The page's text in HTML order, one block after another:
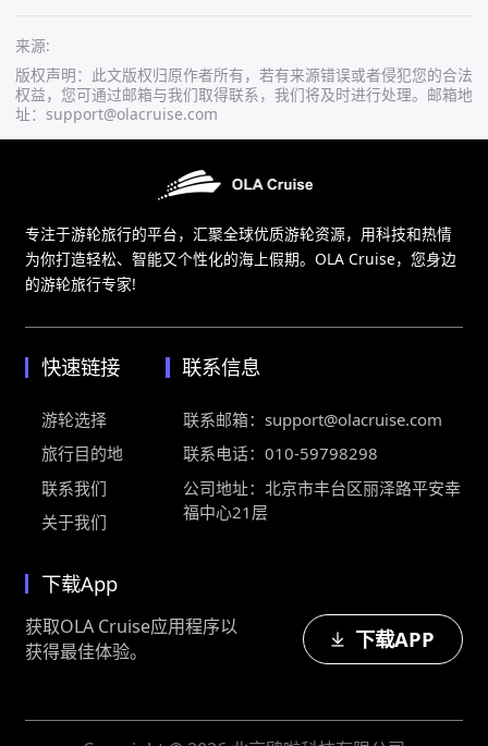
来源:
版权声明：此文版权归原作者所有，若有来源错误或者侵犯您的合法
权益，您可通过邮箱与我们取得联系，我们将及时进行处理。邮箱地
址：support@olacruise.com
专注于游轮旅行的平台，汇聚全球优质游轮资源，用科技和热情
为你打造轻松、智能又个性化的海上假期。OLA Cruise，您身边
的游轮旅行专家!
快速链接
游轮选择
旅行目的地
联系我们
关于我们
联系信息
联系邮箱：support@olacruise.com
联系电话：010-59798298
公司地址：北京市丰台区丽泽路平安幸
福中心21层
下载App
获取OLA Cruise应用程序以
获得最佳体验。
下载APP